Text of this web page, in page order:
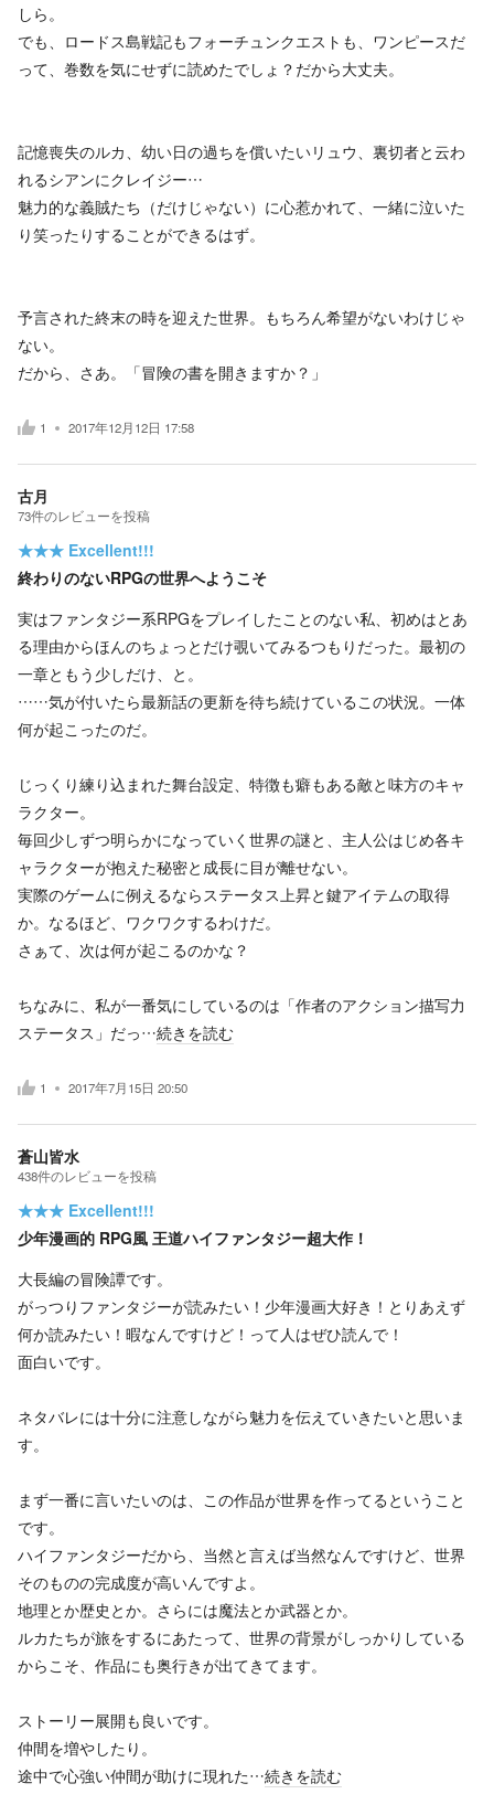
しら。
でも、ロードス島戦記もフォーチュンクエストも、ワンピースだ
って、巻数を気にせずに読めたでしょ？だから大丈夫。
記憶喪失のルカ、幼い日の過ちを償いたいリュウ、裏切者と云わ
れるシアンにクレイジー…
魅力的な義賊たち（だけじゃない）に心惹かれて、一緒に泣いた
り笑ったりすることができるはず。
予言された終末の時を迎えた世界。もちろん希望がないわけじゃ
ない。
だから、さあ。「冒険の書を開きますか？」
1 2017年12月12日 17:58
古月
73件のレビューを投稿
★★★ Excellent!!!
終わりのないRPGの世界へようこそ
実はファンタジー系RPGをプレイしたことのない私、初めはとあ
る理由からほんのちょっとだけ覗いてみるつもりだった。最初の
一章ともう少しだけ、と。
……気が付いたら最新話の更新を待ち続けているこの状況。一体
何が起こったのだ。
じっくり練り込まれた舞台設定、特徴も癖もある敵と味方のキャ
ラクター。
毎回少しずつ明らかになっていく世界の謎と、主人公はじめ各キ
ャラクターが抱えた秘密と成長に目が離せない。
実際のゲームに例えるならステータス上昇と鍵アイテムの取得
か。なるほど、ワクワクするわけだ。
さぁて、次は何が起こるのかな？
ちなみに、私が一番気にしているのは「作者のアクション描写力
ステータス」だっ…続きを読む
1 2017年7月15日 20:50
蒼山皆水
438件のレビューを投稿
★★★ Excellent!!!
少年漫画的 RPG風 王道ハイファンタジー超大作！
大長編の冒険譚です。
がっつりファンタジーが読みたい！少年漫画大好き！とりあえず
何か読みたい！暇なんですけど！って人はぜひ読んで！
面白いです。
ネタバレには十分に注意しながら魅力を伝えていきたいと思いま
す。
まず一番に言いたいのは、この作品が世界を作ってるということ
です。
ハイファンタジーだから、当然と言えば当然なんですけど、世界
そのものの完成度が高いんですよ。
地理とか歴史とか。さらには魔法とか武器とか。
ルカたちが旅をするにあたって、世界の背景がしっかりしている
からこそ、作品にも奥行きが出てきてます。
ストーリー展開も良いです。
仲間を増やしたり。
途中で心強い仲間が助けに現れた…続きを読む